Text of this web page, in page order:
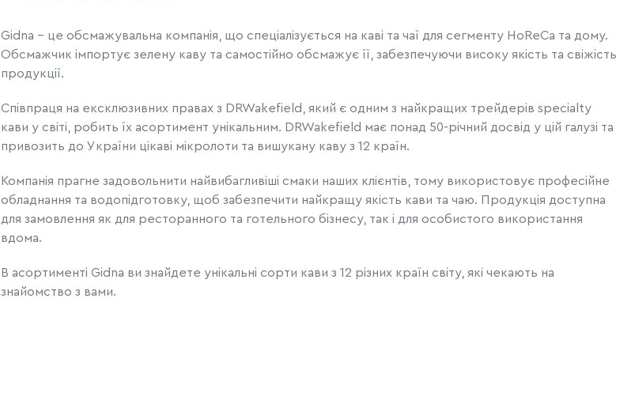
Gidna - це обсмажувальна компанія, що спеціалізується на каві та чаї для сегменту HoReCa та дому.
Обсмажчик імпортує зелену каву та самостійно обсмажує її, забезпечуючи високу якість та свіжість
продукції.
Співпраця на ексклюзивних правах з DRWakefield, який є одним з найкращих трейдерів specialty
кави у світі, робить їх асортимент унікальним. DRWakefield має понад 50-річний досвід у цій галузі та
привозить до України цікаві мікролоти та вишукану каву з 12 країн.
Компанія прагне задовольнити найвибагливіші смаки наших клієнтів, тому використовує професійне
обладнання та водопідготовку, щоб забезпечити найкращу якість кави та чаю. Продукція доступна
для замовлення як для ресторанного та готельного бізнесу, так і для особистого використання
вдома.
В асортименті Gidna ви знайдете унікальні сорти кави з 12 різних країн світу, які чекають на
знайомство з вами.